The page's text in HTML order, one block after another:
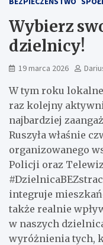
Wybierz
dzielnicy!
19 marca 2026
W tym roku
raz kolejny
najbardziej
Ruszyła właśnie
organizowanego
Policji oraz
integruje
także realnie
w naszych
wyróżnienia tych,